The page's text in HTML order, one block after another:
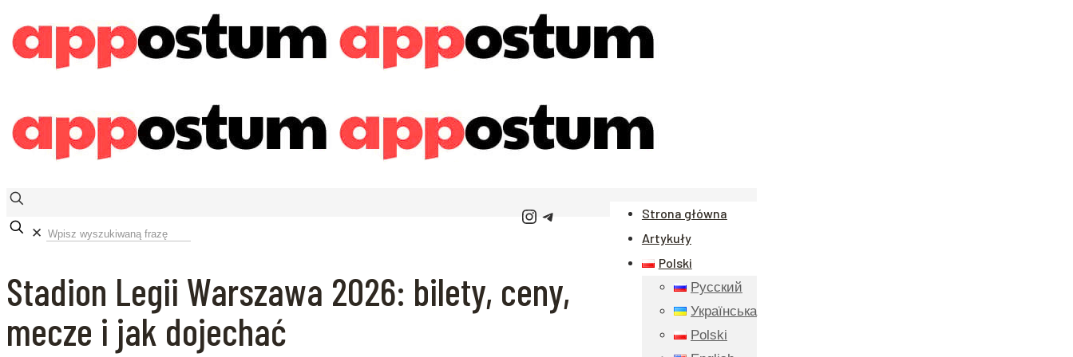
Strona główna
Artykuły
Polski
Русский
Українська
Polski
Instagram
Telegram
✕
Stadion Legii Warszawa 2026: bilety, ceny,
mecze i jak dojechać